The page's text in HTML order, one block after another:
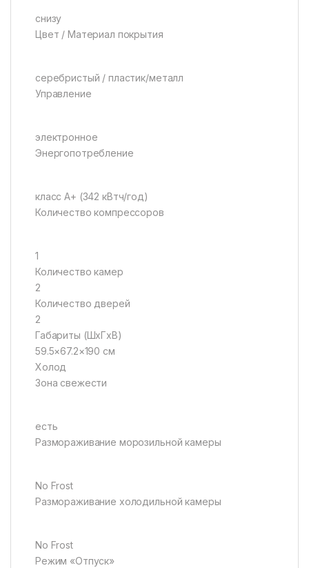
снизу
Цвет / Материал покрытия
серебристый / пластик/металл
Управление
электронное
Энергопотребление
класс A+ (342 кВтч/год)
Количество компрессоров
1
Количество камер
2
Количество дверей
2
Габариты (ШxГxВ)
59.5×67.2×190 см
Холод
Зона свежести
есть
Размораживание морозильной камеры
No Frost
Размораживание холодильной камеры
No Frost
Режим «Отпуск»